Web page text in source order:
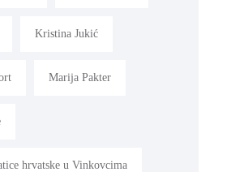
Kristina Jukić
Marija Pakter
hrvatske u Vinkovcima